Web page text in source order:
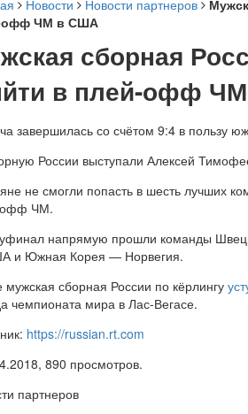
Новости Новости партнеров
офф ЧМ в США
сборная
в плей-офф
завершилась со счётом 9:4 в пользу
России выступали Алексей
не смогли попасть в шесть лучших
офф ЧМ.
напрямую прошли команды
и Южная Корея — Норвегия.
мужская сборная России по кёрлингу
чемпионата мира в Лас-Вегасе.
https://russian.rt.com
890 просмотров.
партнеров